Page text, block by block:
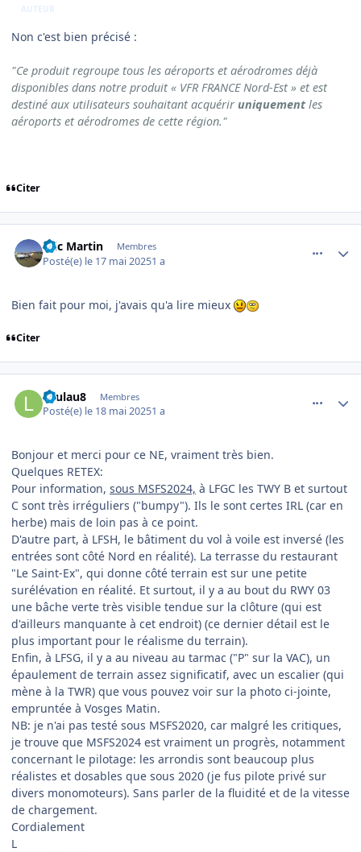
AUTEUR
Non c'est bien précisé :
"Ce produit regroupe tous les aéroports et aérodromes déjà
disponibles dans notre produit « VFR FRANCE Nord-Est » et est
destiné aux utilisateurs souhaitant acquérir uniquement les
aéroports et aérodromes de cette région."
Citer
Eric Martin Membres
Posté(e) le 17 mai 20251 a
Bien fait pour moi, j'avais qu'a lire mieux
Citer
Laulau8 Membres
Posté(e) le 18 mai 20251 a
Bonjour et merci pour ce NE, vraiment très bien.
Quelques RETEX:
Pour information, sous MSFS2024, à LFGC les TWY B et surtout
C sont très irréguliers ("bumpy"). Ils le sont certes IRL (car en
herbe) mais de loin pas à ce point.
D'autre part, à LFSH, le bâtiment du vol à voile est inversé (les
entrées sont côté Nord en réalité). La terrasse du restaurant
"Le Saint-Ex", qui donne côté terrain est sur une petite
surélévation en réalité. Et surtout, il y a au bout du RWY 03
une bâche verte très visible tendue sur la clôture (qui est
d'ailleurs manquante à cet endroit) (ce dernier détail est le
plus important pour le réalisme du terrain).
Enfin, à LFSG, il y a au niveau au tarmac ("P" sur la VAC), un
épaulement de terrain assez significatif, avec un escalier (qui
mène à la TWR) que vous pouvez voir sur la photo ci-jointe,
empruntée à Vosges Matin.
NB: je n'ai pas testé sous MSFS2020, car malgré les critiques,
je trouve que MSFS2024 est vraiment un progrès, notamment
concernant le pilotage: les arrondis sont beaucoup plus
réalistes et dosables que sous 2020 (je fus pilote privé sur
divers monomoteurs). Sans parler de la fluidité et de la vitesse
de chargement.
Cordialement
L